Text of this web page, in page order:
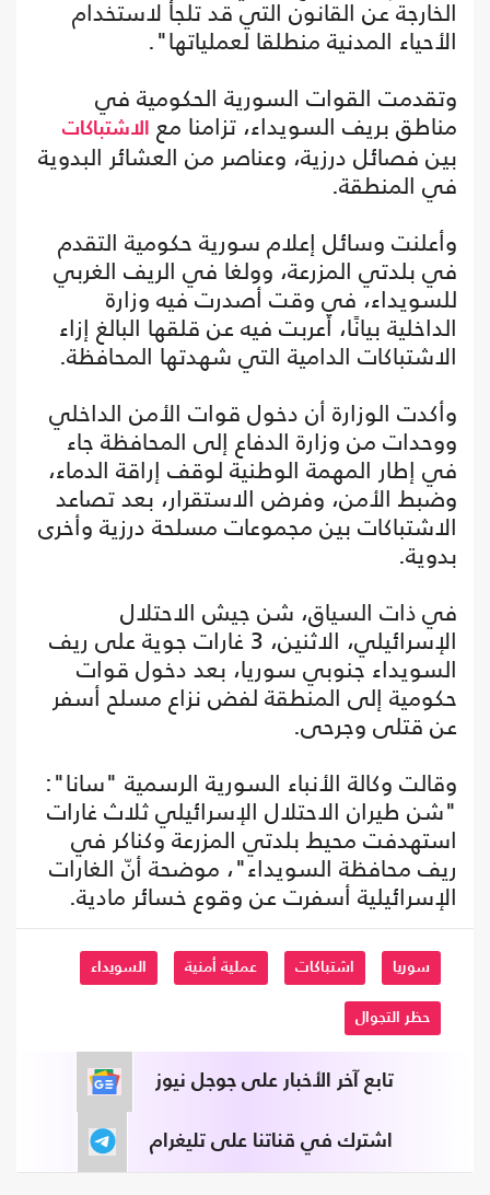
الخارجة عن القانون التي قد تلجأ لاستخدام
الأحياء المدنية منطلقا لعملياتها".
وتقدمت القوات السورية الحكومية في
مناطق بريف السويداء، تزامنا مع الاشتباكات
بين فصائل درزية، وعناصر من العشائر البدوية
في المنطقة.
وأعلنت وسائل إعلام سورية حكومية التقدم
في بلدتي المزرعة، وولغا في الريف الغربي
للسويداء، في وقت أصدرت فيه وزارة
الداخلية بيانًا، أعربت فيه عن قلقها البالغ إزاء
الاشتباكات الدامية التي شهدتها المحافظة.
وأكدت الوزارة أن دخول قوات الأمن الداخلي
ووحدات من وزارة الدفاع إلى المحافظة جاء
في إطار المهمة الوطنية لوقف إراقة الدماء،
وضبط الأمن، وفرض الاستقرار، بعد تصاعد
الاشتباكات بين مجموعات مسلحة درزية وأخرى
بدوية.
في ذات السياق، شن جيش الاحتلال
الإسرائيلي، الاثنين، 3 غارات جوية على ريف
السويداء جنوبي سوريا، بعد دخول قوات
حكومية إلى المنطقة لفض نزاع مسلح أسفر
عن قتلى وجرحى.
وقالت وكالة الأنباء السورية الرسمية "سانا":
"شن طيران الاحتلال الإسرائيلي ثلاث غارات
استهدفت محيط بلدتي المزرعة وكناكر في
ريف محافظة السويداء"، موضحة أنّ الغارات
الإسرائيلية أسفرت عن وقوع خسائر مادية.
سوريا اشتباكات عملية أمنية السويداء
حظر التجوال
تابع آخر الأخبار على جوجل نيوز
اشترك في قناتنا على تليغرام